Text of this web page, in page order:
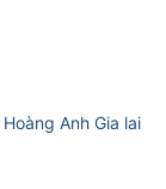
Hoàng Anh Gia lai